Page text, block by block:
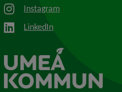
Instagram
LinkedIn